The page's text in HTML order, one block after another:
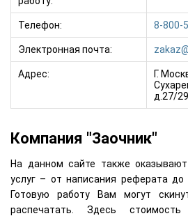
Телефон: 8-800-
Электронная почта:
Адрес:
Г.
д.27/
Компания "Заочник"
На данном сайте также
услуг – от написания реферата до
Готовую работу Вам могут
распечатать. Здесь стоимость